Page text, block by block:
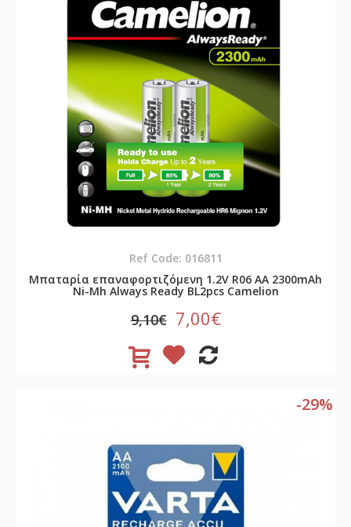
Ref Code: 016811
Μπαταρία επαναφορτιζόμενη 1.2V R06 AA 2300mAh
Νi-Mh Always Ready BL2pcs Camelion
9,10€ 7,00€
-29%